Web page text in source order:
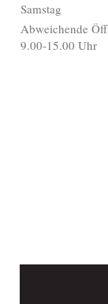
Samstag
Abweichende
9.00-15.00 Uhr